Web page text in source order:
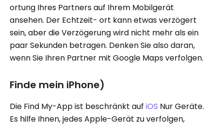
ortung Ihres Partners auf Ihrem Mobilgerät
ansehen. Der Echtzeit- ort kann etwas verzögert
sein, aber die Verzögerung wird nicht mehr als ein
paar Sekunden betragen. Denken Sie also daran,
wenn Sie Ihren Partner mit Google Maps verfolgen.
Finde mein iPhone)
Die Find My-App ist beschränkt auf iOS Nur Geräte.
Es hilfe Ihnen, jedes Apple-Gerät zu verfolgen,